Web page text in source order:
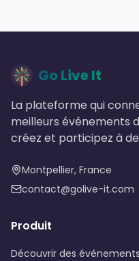
Go Live It
La plateforme qui
meilleurs événements
créez et participez à
Montpellier, France
contact@golive-it.com
Produit
Découvrir des événements